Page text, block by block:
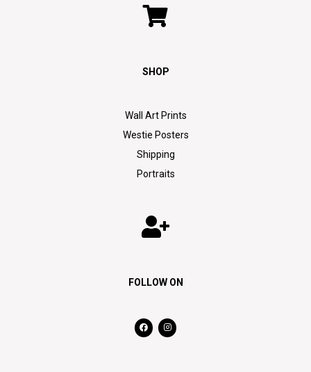
SHOP
Wall Art Prints
Westie Posters
Shipping
Portraits
FOLLOW ON